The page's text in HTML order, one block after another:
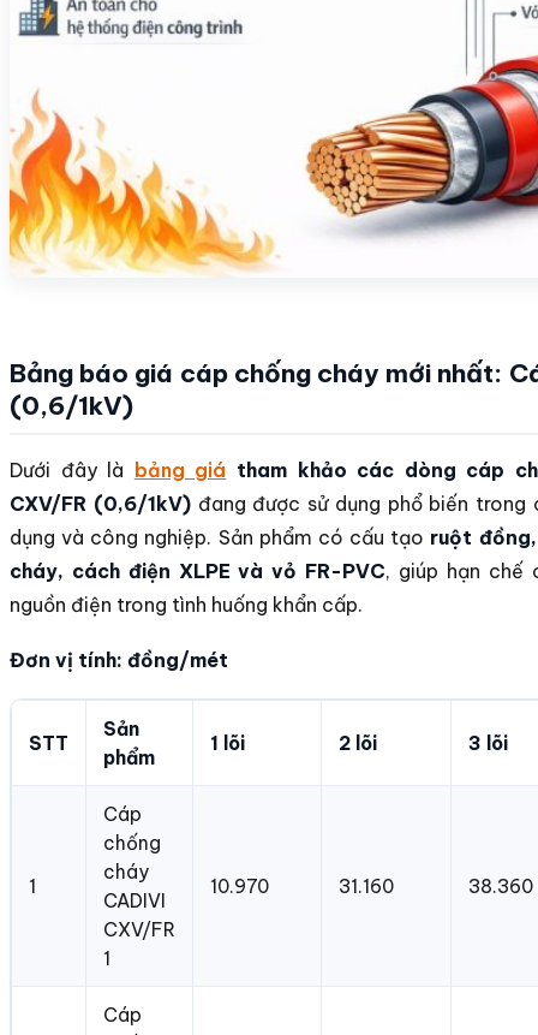
Bảng báo giá cáp chống cháy mới nhất:
(0,6/1kV)
Dưới đây là bảng giá tham khảo các dòng cáp
CXV/FR (0,6/1kV)đang được sử dụng phổ biến trong
dụng và công nghiệp. Sản phẩm có cấu tạo ruột
cháy, cách điện XLPE và vỏ FR-PVC, giúp hạn chế
nguồn điện trong tình huống khẩn cấp.
Đơn vị tính: đồng/mét
STT
Sản
phẩm
1 lõi 2 lõi 3 lõi
1
Cáp
chống
cháy
CADIVI
CXV/FR
1
10.970 31.160 38.360
Cáp